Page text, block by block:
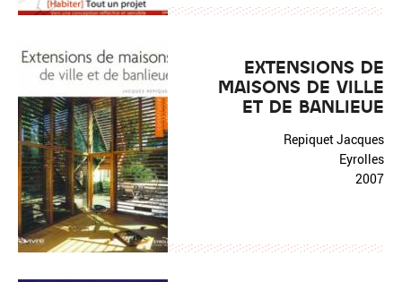
EXTENSIONS DE
MAISONS DE VILLE
ET DE BANLIEUE
Repiquet Jacques
Eyrolles
2007